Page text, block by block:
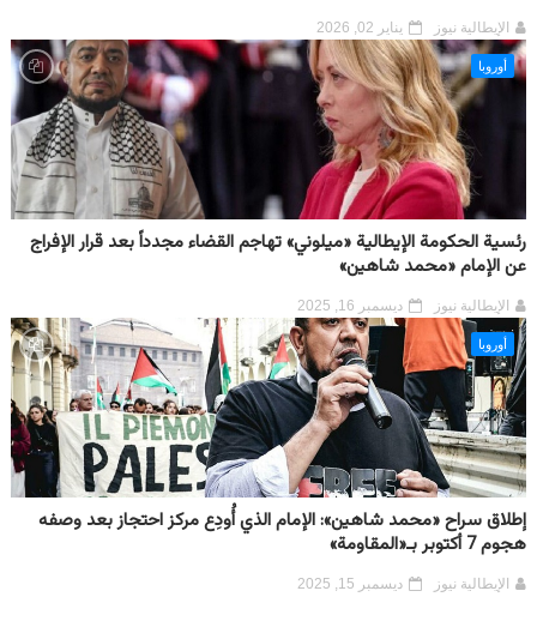
الإيطالية نيوز يناير 02, 2026
أوروبا
رئسية الحكومة الإيطالية «ميلوني» تهاجم القضاء مجدداً بعد قرار الإفراج
عن الإمام «محمد شاهين»
الإيطالية نيوز ديسمبر 16, 2025
أوروبا
إطلاق سراح «محمد شاهين»: الإمام الذي أُودِع مركز احتجاز بعد وصفه
هجوم 7 أكتوبر بـ«المقاومة»
الإيطالية نيوز ديسمبر 15, 2025